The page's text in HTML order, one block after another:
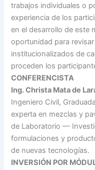
trabajos individuales o
experiencia de los
en el desarrollo de este
oportunidad para
institucionalizados de
proceden los
CONFERENCISTA
Ing. Christa Mata de
Ingeniero Civil,
experta en mezclas y
de Laboratorio —
formulaciones y
de nuevas tecnologías.
INVERSIÓN POR